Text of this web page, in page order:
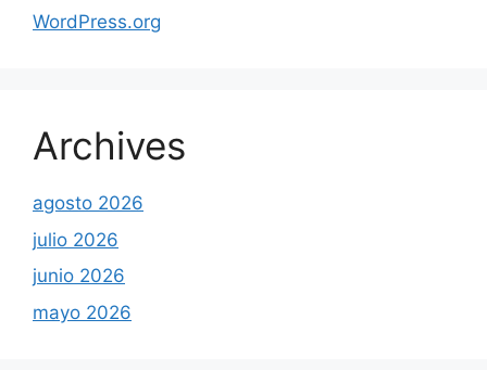
WordPress.org
Archives
agosto 2026
julio 2026
junio 2026
mayo 2026